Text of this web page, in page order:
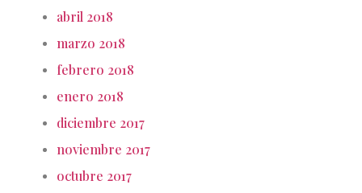
abril 2018
marzo 2018
febrero 2018
enero 2018
diciembre 2017
noviembre 2017
octubre 2017